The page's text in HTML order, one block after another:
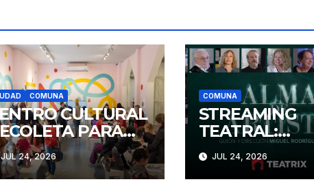
COMUNA
CULTURAL
PARA
24, 2026
COMUNA
STREAMING
TEATRAL:
ANUNCIAN
NOVEDADES
JUL 24, 2026